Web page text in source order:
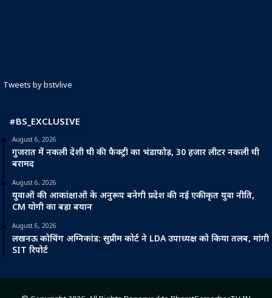
Tweets by bstvlive
#BS_EXCLUSIVE
August 6, 2026
गुजरात में नकली देशी घी की फैक्ट्री का भंडाफोड़, 30 हजार लीटर नकली घी
बरामद
August 6, 2026
युवाओं की आकांक्षाओं के अनुरूप बनेगी प्रदेश की नई एकीकृत युवा नीति,
CM योगी का बड़ा बयान
August 6, 2026
लखनऊ कोचिंग अग्निकांड: सुप्रीम कोर्ट ने LDA उपाध्यक्ष को किया तलब, मांगी
SIT रिपोर्ट